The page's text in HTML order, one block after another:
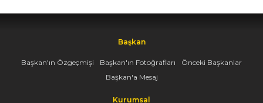
Başkan
Başkan'ın Özgeçmişi Başkan'ın Fotoğrafları
Önceki Başkanlar
Başkan'a Mesaj
Kurumsal